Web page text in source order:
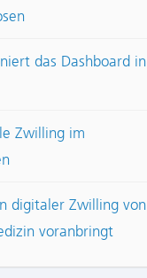
das Dashboard in
Zwilling im
digitaler Zwilling von
voranbringt